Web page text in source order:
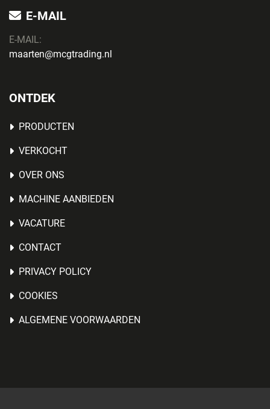
E-MAIL
E-MAIL:
maarten@mcgtrading.nl
ONTDEK
PRODUCTEN
VERKOCHT
OVER ONS
MACHINE AANBIEDEN
VACATURE
CONTACT
PRIVACY POLICY
COOKIES
ALGEMENE VOORWAARDEN